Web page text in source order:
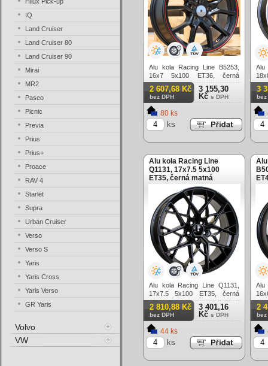
Alu kola Racing Line B5253,
16x7 5x100 ET36, černá
matná + červený límec
2 607,68 Kč
bez DPH
3 155,30
Kč s DPH
80 ks
ks
Alu
3
bez
Alu kola Racing Line
Q1131, 17x7.5 5x100
ET35, černá matná
Alu kola Racing Line Q1131,
17x7.5 5x100 ET35, černá
matná
2 810,88 Kč
bez DPH
3 401,16
Kč s DPH
44 ks
ks
Alu
2
bez
IQ
Land Cruiser
Land Cruiser 80
Land Cruiser 90
Mirai
MR2
Paseo
Picnic
Previa
Prius
Prius+
Proace
RAV 4
Starlet
Supra
Urban Cruiser
Verso
Verso S
Yaris
Yaris Cross
Yaris Verso
GR Yaris
Volvo
VW